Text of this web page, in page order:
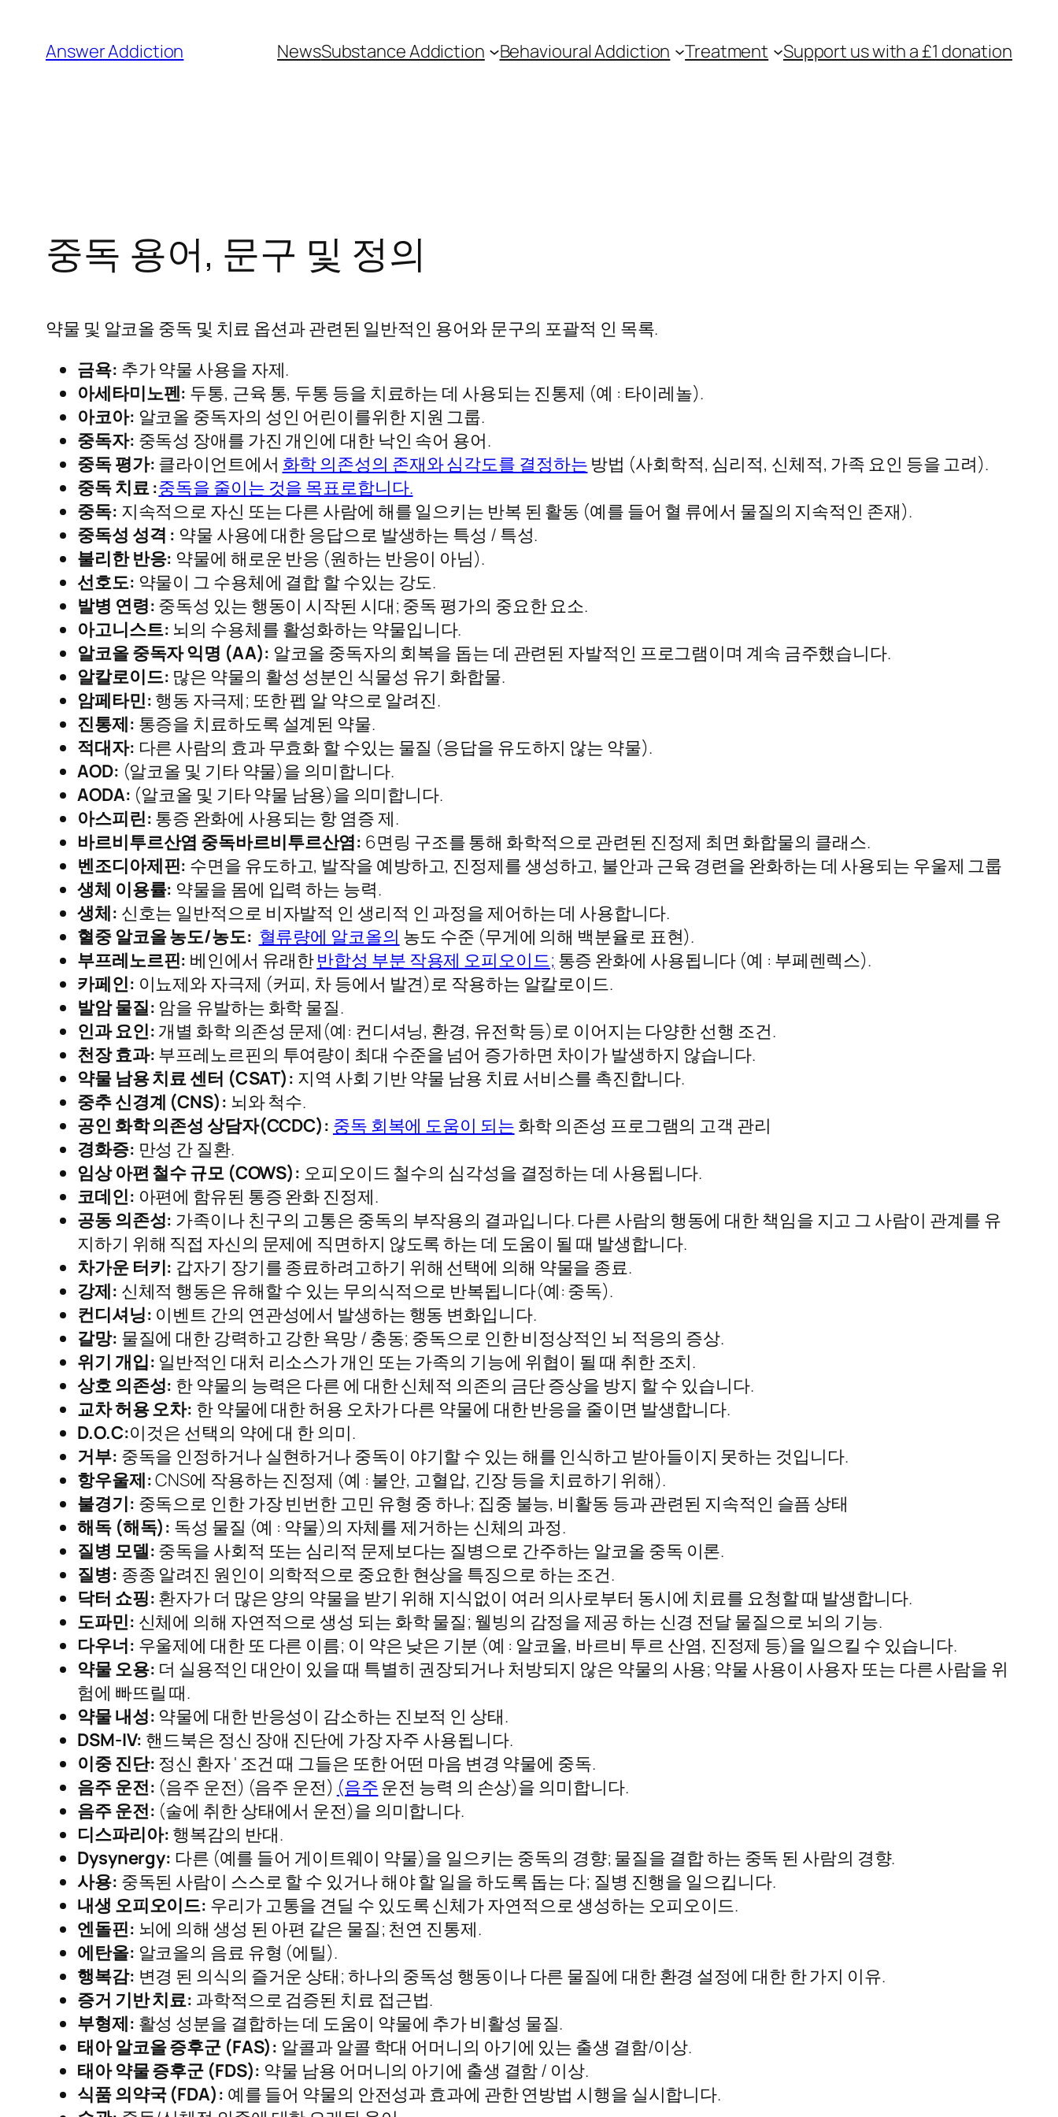
Answer Addiction NewsSubstance Addiction Behavioural Addiction Treatment Support us with a £1 donation
중독 용어, 문구 및 정의
약물 및 알코올 중독 및 치료 옵션과 관련된 일반적인 용어와 문구의 포괄적 인 목록.
금욕: 추가 약물 사용을 자제.
아세타미노펜: 두통, 근육 통, 두통 등을 치료하는 데 사용되는 진통제 (예 : 타이레놀).
아코아: 알코올 중독자의 성인 어린이를위한 지원 그룹.
중독자: 중독성 장애를 가진 개인에 대한 낙인 속어 용어.
중독 평가: 클라이언트에서 화학 의존성의 존재와 심각도를 결정하는 방법 (사회학적, 심리적, 신체적, 가족 요인 등을 고려).
중독 치료 :중독을 줄이는 것을 목표로합니다.
중독: 지속적으로 자신 또는 다른 사람에 해를 일으키는 반복 된 활동 (예를 들어 혈 류에서 물질의 지속적인 존재).
중독성 성격 : 약물 사용에 대한 응답으로 발생하는 특성 / 특성.
불리한 반응: 약물에 해로운 반응 (원하는 반응이 아님).
선호도: 약물이 그 수용체에 결합 할 수있는 강도.
발병 연령: 중독성 있는 행동이 시작된 시대; 중독 평가의 중요한 요소.
아고니스트: 뇌의 수용체를 활성화하는 약물입니다.
알코올 중독자 익명 (AA): 알코올 중독자의 회복을 돕는 데 관련된 자발적인 프로그램이며 계속 금주했습니다.
알칼로이드: 많은 약물의 활성 성분인 식물성 유기 화합물.
암페타민: 행동 자극제; 또한 펩 알 약으로 알려진.
진통제: 통증을 치료하도록 설계된 약물.
적대자: 다른 사람의 효과 무효화 할 수있는 물질 (응답을 유도하지 않는 약물).
AOD: (알코올 및 기타 약물)을 의미합니다.
AODA: (알코올 및 기타 약물 남용)을 의미합니다.
아스피린: 통증 완화에 사용되는 항 염증 제.
바르비투르산염 중독바르비투르산염: 6면링 구조를 통해 화학적으로 관련된 진정제 최면 화합물의 클래스.
벤조디아제핀: 수면을 유도하고, 발작을 예방하고, 진정제를 생성하고, 불안과 근육 경련을 완화하는 데 사용되는 우울제 그룹
생체 이용률: 약물을 몸에 입력 하는 능력.
생체: 신호는 일반적으로 비자발적 인 생리적 인 과정을 제어하는 데 사용합니다.
혈중 알코올 농도/농도: 혈류량에 알코올의 농도 수준 (무게에 의해 백분율로 표현).
부프레노르핀: 베인에서 유래한반합성 부분 작용제 오피오이드; 통증 완화에 사용됩니다 (예 : 부페렌렉스).
카페인: 이뇨제와 자극제 (커피, 차 등에서 발견)로 작용하는 알칼로이드.
발암 물질: 암을 유발하는 화학 물질.
인과 요인: 개별 화학 의존성 문제(예: 컨디셔닝, 환경, 유전학 등)로 이어지는 다양한 선행 조건.
천장 효과: 부프레노르핀의 투여량이 최대 수준을 넘어 증가하면 차이가 발생하지 않습니다.
약물 남용 치료 센터 (CSAT): 지역 사회 기반 약물 남용 치료 서비스를 촉진합니다.
중추 신경계 (CNS): 뇌와 척수.
공인 화학 의존성 상담자(CCDC): 중독 회복에 도움이 되는 화학 의존성 프로그램의 고객 관리
경화증: 만성 간 질환.
임상 아편 철수 규모 (COWS): 오피오이드 철수의 심각성을 결정하는 데 사용됩니다.
코데인: 아편에 함유된 통증 완화 진정제.
공동 의존성: 가족이나 친구의 고통은 중독의 부작용의 결과입니다. 다른 사람의 행동에 대한 책임을 지고 그 사람이 관계를 유
지하기 위해 직접 자신의 문제에 직면하지 않도록 하는 데 도움이 될 때 발생합니다.
차가운 터키: 갑자기 장기를 종료하려고하기 위해 선택에 의해 약물을 종료.
강제: 신체적 행동은 유해할 수 있는 무의식적으로 반복됩니다(예: 중독).
컨디셔닝: 이벤트 간의 연관성에서 발생하는 행동 변화입니다.
갈망: 물질에 대한 강력하고 강한 욕망 / 충동; 중독으로 인한 비정상적인 뇌 적응의 증상.
위기 개입: 일반적인 대처 리소스가 개인 또는 가족의 기능에 위협이 될 때 취한 조치.
상호 의존성: 한 약물의 능력은 다른 에 대한 신체적 의존의 금단 증상을 방지 할 수 있습니다.
교차 허용 오차: 한 약물에 대한 허용 오차가 다른 약물에 대한 반응을 줄이면 발생합니다.
D.O.C:이것은 선택의 약에 대 한 의미.
거부: 중독을 인정하거나 실현하거나 중독이 야기할 수 있는 해를 인식하고 받아들이지 못하는 것입니다.
항우울제:CNS에 작용하는 진정제 (예 : 불안, 고혈압, 긴장 등을 치료하기 위해).
불경기: 중독으로 인한 가장 빈번한 고민 유형 중 하나; 집중 불능, 비활동 등과 관련된 지속적인 슬픔 상태
해독 (해독): 독성 물질 (예 : 약물)의 자체를 제거하는 신체의 과정.
질병 모델: 중독을 사회적 또는 심리적 문제보다는 질병으로 간주하는 알코올 중독 이론.
질병: 종종 알려진 원인이 의학적으로 중요한 현상을 특징으로 하는 조건.
닥터 쇼핑: 환자가 더 많은 양의 약물을 받기 위해 지식없이 여러 의사로부터 동시에 치료를 요청할 때 발생합니다.
도파민: 신체에 의해 자연적으로 생성 되는 화학 물질; 웰빙의 감정을 제공 하는 신경 전달 물질으로 뇌의 기능.
다우너: 우울제에 대한 또 다른 이름; 이 약은 낮은 기분 (예 : 알코올, 바르비 투르 산염, 진정제 등)을 일으킬 수 있습니다.
약물 오용: 더 실용적인 대안이 있을 때 특별히 권장되거나 처방되지 않은 약물의 사용; 약물 사용이 사용자 또는 다른 사람을 위
험에 빠뜨릴 때.
약물 내성: 약물에 대한 반응성이 감소하는 진보적 인 상태.
DSM-IV: 핸드북은 정신 장애 진단에 가장 자주 사용됩니다.
이중 진단: 정신 환자 ' 조건 때 그들은 또한 어떤 마음 변경 약물에 중독.
음주 운전: (음주 운전) (음주 운전) (음주운전 능력 의 손상)을 의미합니다.
음주 운전: (술에 취한 상태에서 운전)을 의미합니다.
디스파리아: 행복감의 반대.
Dysynergy: 다른 (예를 들어 게이트웨이 약물)을 일으키는 중독의 경향; 물질을 결합 하는 중독 된 사람의 경향.
사용: 중독된 사람이 스스로 할 수 있거나 해야 할 일을 하도록 돕는 다; 질병 진행을 일으킵니다.
내생 오피오이드: 우리가 고통을 견딜 수 있도록 신체가 자연적으로 생성하는 오피오이드.
엔돌핀: 뇌에 의해 생성 된 아편 같은 물질; 천연 진통제.
에탄올: 알코올의 음료 유형 (에틸).
행복감: 변경 된 의식의 즐거운 상태; 하나의 중독성 행동이나 다른 물질에 대한 환경 설정에 대한 한 가지 이유.
증거 기반 치료: 과학적으로 검증된 치료 접근법.
부형제: 활성 성분을 결합하는 데 도움이 약물에 추가 비활성 물질.
태아 알코올 증후군 (FAS): 알콜과 알콜 학대 어머니의 아기에 있는 출생 결함/이상.
태아 약물 증후군 (FDS): 약물 남용 어머니의 아기에 출생 결함 / 이상.
식품 의약국 (FDA): 예를 들어 약물의 안전성과 효과에 관한 연방법 시행을 실시합니다.